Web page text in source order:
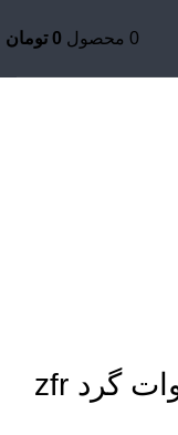
0 محصول 0 تومان